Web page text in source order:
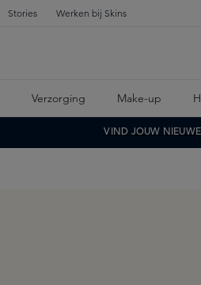
Stories Werken bij Skins
Verzorging Make-up
VIND JOUW NIEUWE